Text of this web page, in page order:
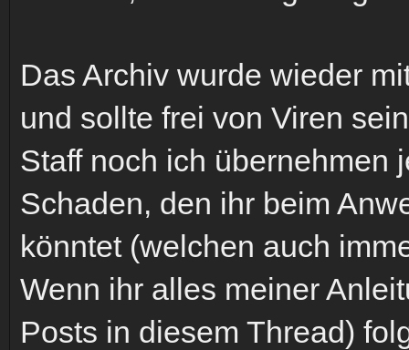
Das Archiv wurde wieder
und sollte frei von Viren
Staff noch ich übernehmen
Schaden, den ihr beim
könntet (welchen auch
Wenn ihr alles meiner
Posts in diesem Thread)